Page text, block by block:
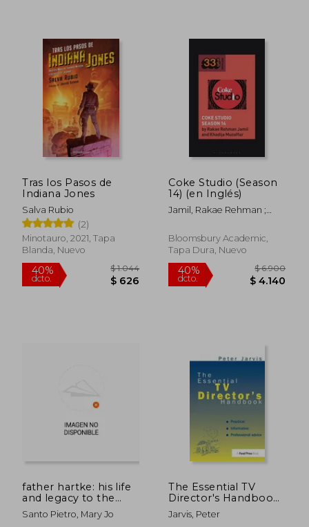
50%
dcto. $ 1.194
45%
dcto.
Tras los Pasos de
Indiana Jones
Salva Rubio
(2)
Minotauro, 2021, Tapa
Blanda, Nuevo
40%
Coke Studio (Season
14) (en Inglés)
Jamil, Rakae Rehman ;
Muzaffar, Khadija
Bloomsbury Academic,
Tapa Dura, Nuevo
40%
father hartke: his life
and legacy to the
american theater (en
Inglés)
Santo Pietro, Mary Jo
The Essential TV
Director's Handbook
(en Inglés)
Jarvis, Peter